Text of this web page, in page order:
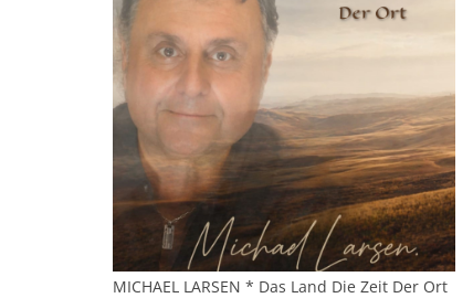
MICHAEL LARSEN * Das Land Die Zeit Der Ort